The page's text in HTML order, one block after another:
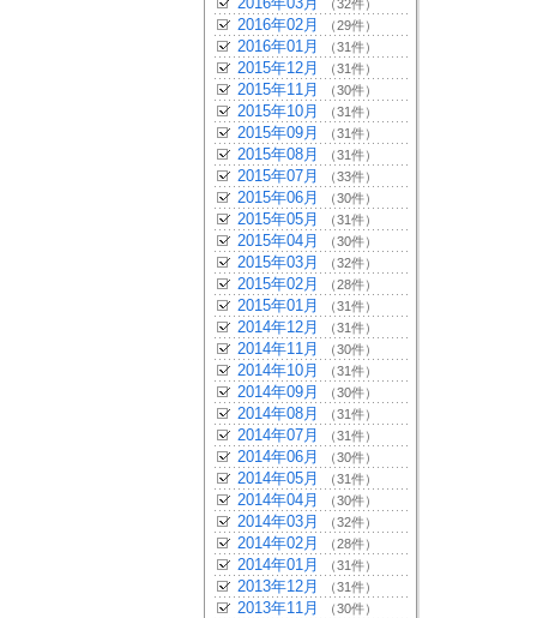
（32件）
2016年02月 （29件）
2016年01月 （31件）
2015年12月 （31件）
2015年11月 （30件）
2015年10月 （31件）
2015年09月 （31件）
2015年08月 （31件）
2015年07月 （33件）
2015年06月 （30件）
2015年05月 （31件）
2015年04月 （30件）
2015年03月 （32件）
2015年02月 （28件）
2015年01月 （31件）
2014年12月 （31件）
2014年11月 （30件）
2014年10月 （31件）
2014年09月 （30件）
2014年08月 （31件）
2014年07月 （31件）
2014年06月 （30件）
2014年05月 （31件）
2014年04月 （30件）
2014年03月 （32件）
2014年02月 （28件）
2014年01月 （31件）
2013年12月 （31件）
2013年11月 （30件）